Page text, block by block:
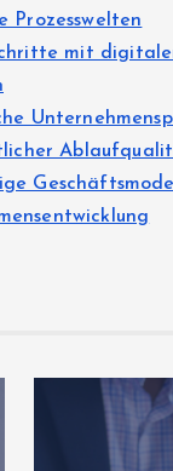
Prozesswelten
mit